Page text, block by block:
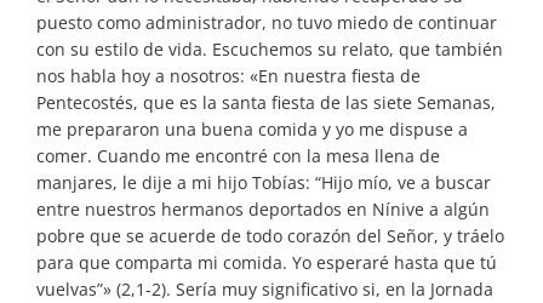
puesto como administrador, no tuvo miedo de continuar
con su estilo de vida. Escuchemos su relato, que también
nos habla hoy a nosotros: «En nuestra fiesta de
Pentecostés, que es la santa fiesta de las siete Semanas,
me prepararon una buena comida y yo me dispuse a
comer. Cuando me encontré con la mesa llena de
manjares, le dije a mi hijo Tobías: “Hijo mío, ve a buscar
entre nuestros hermanos deportados en Nínive a algún
pobre que se acuerde de todo corazón del Señor, y tráelo
para que comparta mi comida. Yo esperaré hasta que tú
vuelvas”» (2,1-2). Sería muy significativo si, en la Jornada